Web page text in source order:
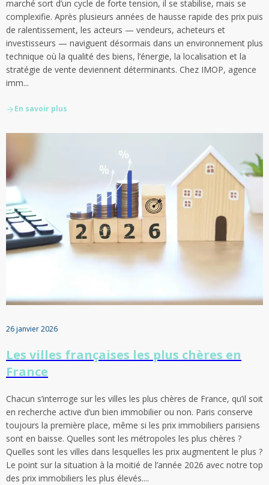
marché sort d’un cycle de forte tension, il se stabilise, mais se
complexifie. Après plusieurs années de hausse rapide des prix puis
de ralentissement, les acteurs — vendeurs, acheteurs et
investisseurs — naviguent désormais dans un environnement plus
technique où la qualité des biens, l’énergie, la localisation et la
stratégie de vente deviennent déterminants. Chez IMOP, agence
imm...
En savoir plus
26 janvier 2026
Les villes françaises les plus chères en
France
Chacun s’interroge sur les villes les plus chères de France, qu’il soit
en recherche active d’un bien immobilier ou non. Paris conserve
toujours la première place, même si les prix immobiliers parisiens
sont en baisse. Quelles sont les métropoles les plus chères ?
Quelles sont les villes dans lesquelles les prix augmentent le plus ?
Le point sur la situation à la moitié de l’année 2026 avec notre top
des prix immobiliers les plus élevés....